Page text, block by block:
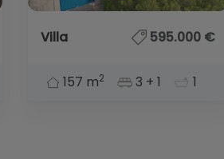
Villa 595.000 €
157 m2 3 + 1 1